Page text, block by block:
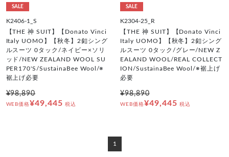
SALE
K2406-1_S
【THE 神 SUIT】【Donato Vinci
Italy UOMO】【秋冬】2釦シング
ルスーツ 0タック/ネイビー×ソリ
ッド/NEW ZEALAND WOOL SU
PER170'S/SustainaBee Wool/※
裾上げ必要
¥98,890
WEB価格¥49,445 税込
SALE
K2304-25_R
【THE 神 SUIT】【Donato Vinci
Italy UOMO】【秋冬】2釦シング
ルスーツ 0タック/グレー/NEW Z
EALAND WOOL/REAL COLLECT
ION/SustainaBee Wool/※裾上げ
必要
¥98,890
WEB価格¥49,445 税込
1